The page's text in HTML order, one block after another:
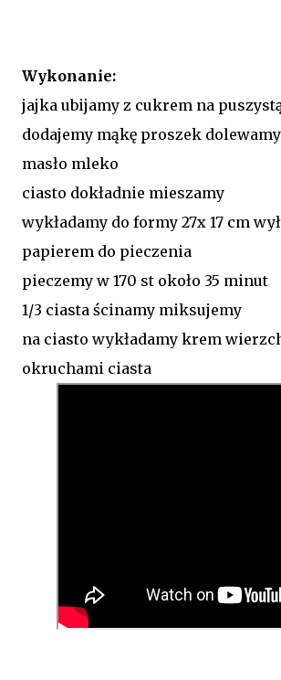
Wykonanie:
jajka ubijamy z cukrem na
dodajemy mąkę proszek
masło mleko
ciasto dokładnie mieszamy
wykładamy do formy 27x 17 cm
papierem do pieczenia
pieczemy w 170 st około 35 minut
1/3 ciasta ścinamy miksujemy
na ciasto wykładamy krem
okruchami ciasta